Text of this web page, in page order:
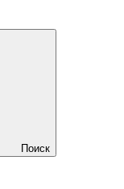
Поиск